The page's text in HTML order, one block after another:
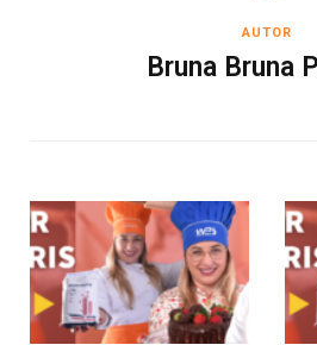
AUTOR
Bruna Bruna